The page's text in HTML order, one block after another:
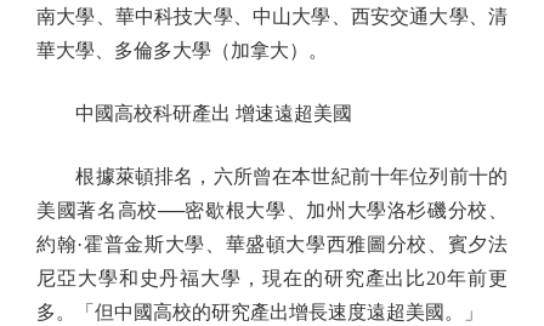
南大學、華中科技大學、中山大學、西安交通大學、清
華大學、多倫多大學（加拿大）。
中國高校科研產出 增速遠超美國
根據萊頓排名，六所曾在本世紀前十年位列前十的
美國著名高校──密歇根大學、加州大學洛杉磯分校、
約翰·霍普金斯大學、華盛頓大學西雅圖分校、賓夕法
尼亞大學和史丹福大學，現在的研究產出比20年前更
多。「但中國高校的研究產出增長速度遠超美國。」